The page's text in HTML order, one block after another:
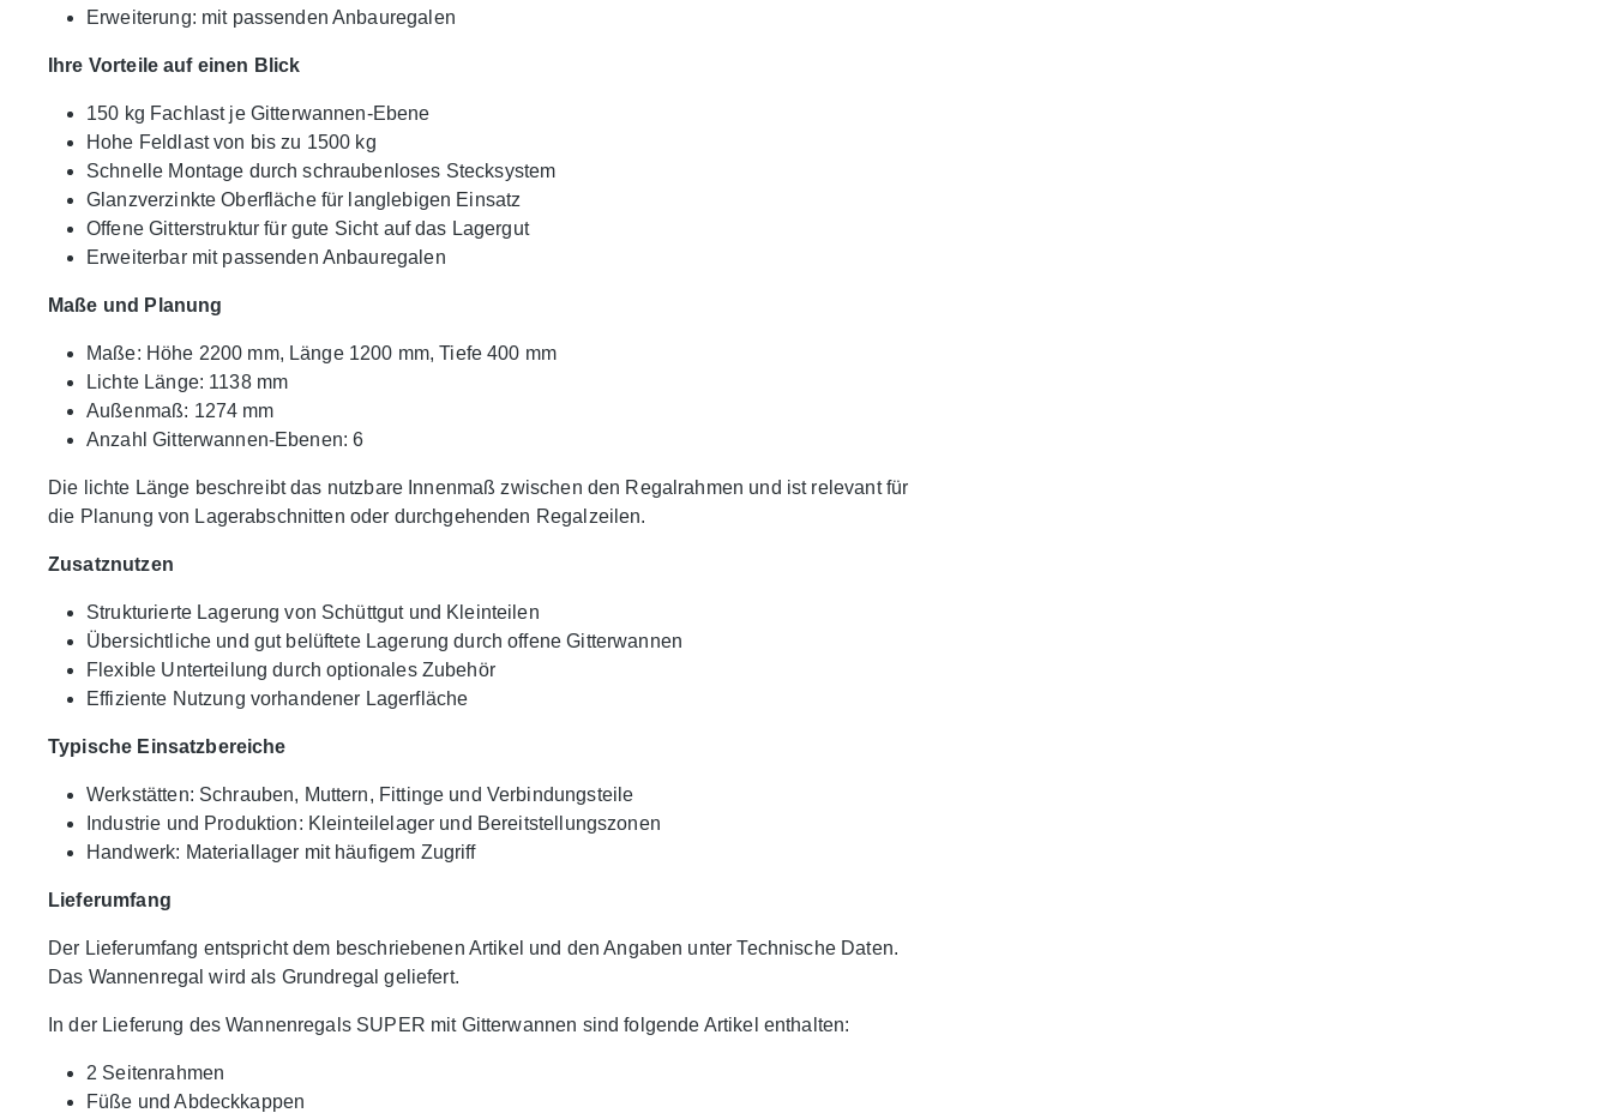
Erweiterung: mit passenden Anbauregalen
Ihre Vorteile auf einen Blick
150 kg Fachlast je Gitterwannen-Ebene
Hohe Feldlast von bis zu 1500 kg
Schnelle Montage durch schraubenloses Stecksystem
Glanzverzinkte Oberfläche für langlebigen Einsatz
Offene Gitterstruktur für gute Sicht auf das Lagergut
Erweiterbar mit passenden Anbauregalen
Maße und Planung
Maße: Höhe 2200 mm, Länge 1200 mm, Tiefe 400 mm
Lichte Länge: 1138 mm
Außenmaß: 1274 mm
Anzahl Gitterwannen-Ebenen: 6
Die lichte Länge beschreibt das nutzbare Innenmaß zwischen den Regalrahmen und ist relevant für
die Planung von Lagerabschnitten oder durchgehenden Regalzeilen.
Zusatznutzen
Strukturierte Lagerung von Schüttgut und Kleinteilen
Übersichtliche und gut belüftete Lagerung durch offene Gitterwannen
Flexible Unterteilung durch optionales Zubehör
Effiziente Nutzung vorhandener Lagerfläche
Typische Einsatzbereiche
Werkstätten: Schrauben, Muttern, Fittinge und Verbindungsteile
Industrie und Produktion: Kleinteilelager und Bereitstellungszonen
Handwerk: Materiallager mit häufigem Zugriff
Lieferumfang
Der Lieferumfang entspricht dem beschriebenen Artikel und den Angaben unter Technische Daten.
Das Wannenregal wird als Grundregal geliefert.
In der Lieferung des Wannenregals SUPER mit Gitterwannen sind folgende Artikel enthalten:
2 Seitenrahmen
Füße und Abdeckkappen